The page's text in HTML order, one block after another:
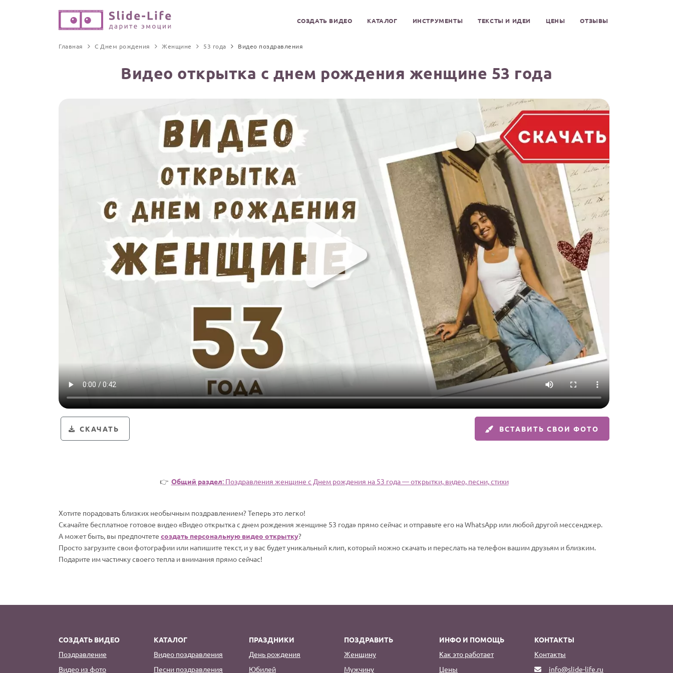
СОЗДАТЬ ВИДЕО КАТАЛОГ ИНСТРУМЕНТЫ ТЕКСТЫ И ИДЕИ ЦЕНЫ ОТЗЫВЫ
Главная С Днем рождения Женщине 53 года Видео поздравления
Видео открытка с днем рождения женщине 53 года
СКАЧАТЬ ВСТАВИТЬ СВОИ ФОТО
👉 Общий раздел: Поздравления женщине c Днем рождения на 53 года — открытки, видео, песни, стихи
Хотите порадовать близких необычным поздравлением? Теперь это легко!
Скачайте бесплатное готовое видео «Видео открытка с днем рождения женщине 53 года» прямо сейчас и отправьте его на WhatsApp или любой другой мессенджер.
А может быть, вы предпочтете создать персональную видео открытку?
Просто загрузите свои фотографии или напишите текст, и у вас будет уникальный клип, который можно скачать и переслать на телефон вашим друзьям и близким.
Подарите им частичку своего тепла и внимания прямо сейчас!
СОЗДАТЬ ВИДЕО
Поздравление
Видео из фото
КАТАЛОГ
Видео поздравления
Песни поздравления
ПРАЗДНИКИ
День рождения
Юбилей
ПОЗДРАВИТЬ
Женщину
Мужчину
ИНФО И ПОМОЩЬ
Как это работает
Цены
КОНТАКТЫ
Контакты
info@slide-life.ru